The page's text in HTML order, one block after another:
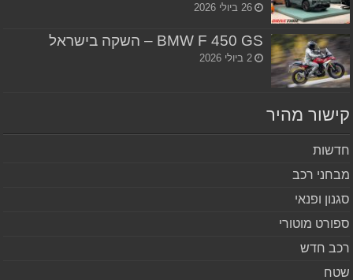
26 ביולי 2026
BMW F 450 GS – השקה בישראל
2 ביולי 2026
מהיר
רכב
ופנאי
מוטורי
חדש